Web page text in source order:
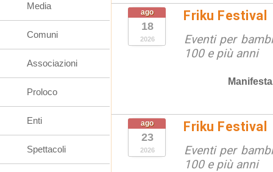
ago
18
2026
Friku Festival
Eventi per
100 e più anni
ago
23
2026
Friku Festival
Eventi per
100 e più anni
Media
Comuni
Associazioni
Proloco
Enti
Spettacoli